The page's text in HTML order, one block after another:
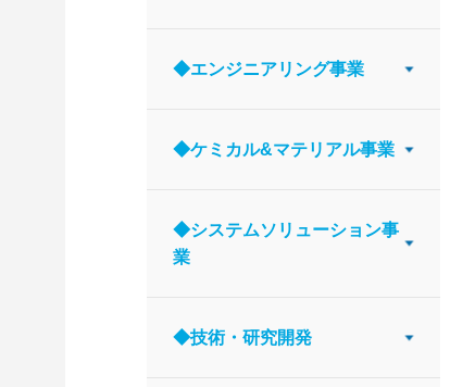
◆エンジニアリング事業
◆ケミカル&マテリアル事業
◆システムソリューション事
業
◆技術・研究開発